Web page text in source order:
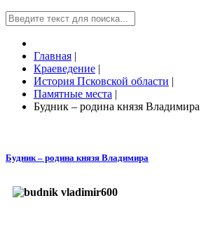
Главная |
Краеведение |
История Псковской области |
Памятные места |
Будник – родина князя Владимира
Будник – родина князя Владимира